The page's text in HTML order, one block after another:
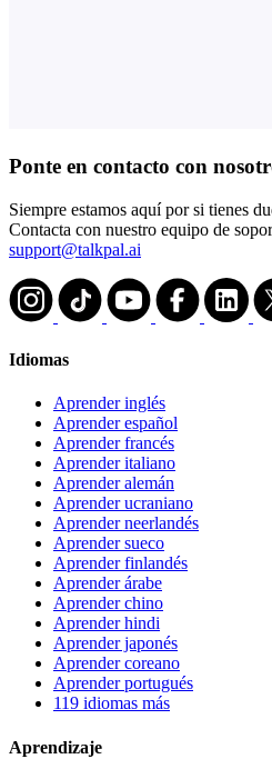
Ponte en contacto con
Siempre estamos aquí por si tienes
Contacta con nuestro equipo de
support@talkpal.ai
Idiomas
Aprender inglés
Aprender español
Aprender francés
Aprender italiano
Aprender alemán
Aprender ucraniano
Aprender neerlandés
Aprender sueco
Aprender finlandés
Aprender árabe
Aprender chino
Aprender hindi
Aprender japonés
Aprender coreano
Aprender portugués
119 idiomas más
Aprendizaje